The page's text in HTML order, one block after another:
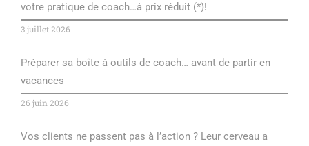
votre pratique de coach…à prix réduit (*)!
3 juillet 2026
Préparer sa boîte à outils de coach… avant de partir en
vacances
26 juin 2026
Vos clients ne passent pas à l’action ? Leur cerveau a